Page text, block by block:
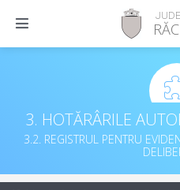
3. HOTĂRÂRILE
3.2. REGISTRUL PENTRU